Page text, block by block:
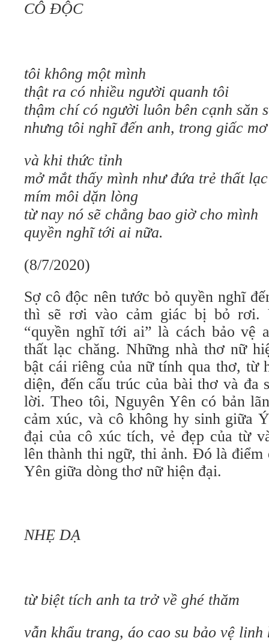
CÔ ĐỘC
tôi không một mình
thật ra có nhiều người quanh tôi
thậm chí có người luôn bên cạnh săn
nhưng tôi nghĩ đến anh, trong giấc mơ
và khi thức tỉnh
mở mắt thấy mình như đứa trẻ thất
mím môi dặn lòng
từ nay nó sẽ chẳng bao giờ cho mình
quyền nghĩ tới ai nữa.
(8/7/2020)
Sợ cô độc nên tước bỏ quyền nghĩ
thì sẽ rơi vào cảm giác bị bỏ rơi.
“quyền nghĩ tới ai” là cách bảo vệ
thất lạc chăng. Những nhà thơ nữ
bật cái riêng của nữ tính qua thơ, từ
diện, đến cấu trúc của bài thơ và đa
lời. Theo tôi, Nguyên Yên có bản
cảm xúc, và cô không hy sinh giữa
đại của cô xúc tích, vẻ đẹp của từ
lên thành thi ngữ, thi ảnh. Đó là điểm
Yên giữa dòng thơ nữ hiện đại.
NHẸ DẠ
từ biệt tích anh ta trở về ghé thăm
vẫn khẩu trang, áo cao su bảo vệ linh